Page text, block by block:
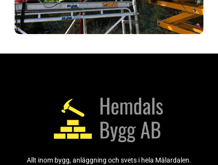
Allt inom bygg, anläggning och svets i hela Mälardalen.